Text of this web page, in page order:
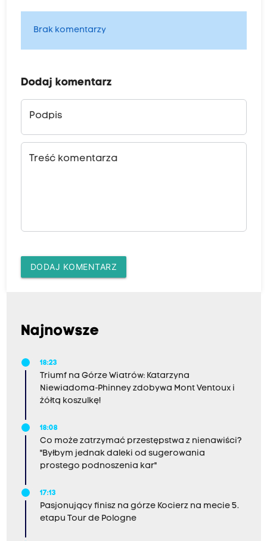
Brak komentarzy
Dodaj komentarz
Podpis
Treść komentarza
DODAJ KOMENTARZ
Najnowsze
18:23
Triumf na Górze Wiatrów: Katarzyna
Niewiadoma-Phinney zdobywa Mont Ventoux i
żółtą koszulkę!
18:08
Co może zatrzymać przestępstwa z nienawiści?
"Byłbym jednak daleki od sugerowania
prostego podnoszenia kar"
17:13
Pasjonujący finisz na górze Kocierz na mecie 5.
etapu Tour de Pologne